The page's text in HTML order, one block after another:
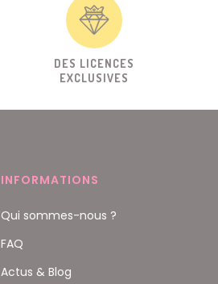
DES LICENCES
EXCLUSIVES
INFORMATIONS
Qui sommes-nous ?
FAQ
Actus & Blog